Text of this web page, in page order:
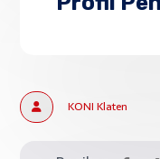
KONI Klaten